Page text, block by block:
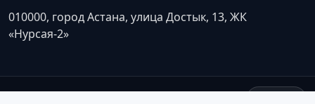
010000, город Астана, улица Достык, 13, ЖК
«Нурсая-2»